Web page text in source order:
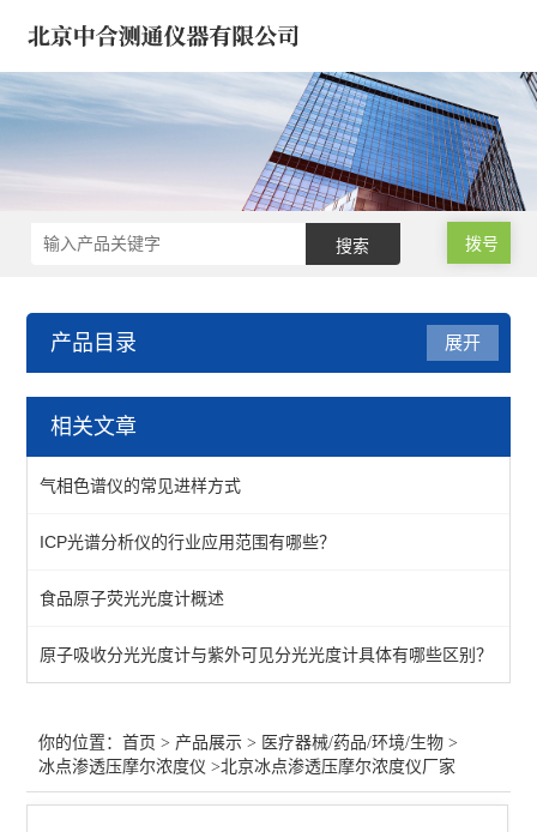
拨号
产品目录
医疗器械/药品/环境/生物
医疗器械水分测定仪
展开
相关文章
气相色谱仪的常见进样方式
ICP光谱分析仪的行业应用范围有哪些？
食品原子荧光光度计概述
原子吸收分光光度计与紫外可见分光光度计具体有哪些区别？
你的位置：首页 > 产品展示 > 医疗器械/药品/环境/生物 >
冰点渗透压摩尔浓度仪 >北京冰点渗透压摩尔浓度仪厂家